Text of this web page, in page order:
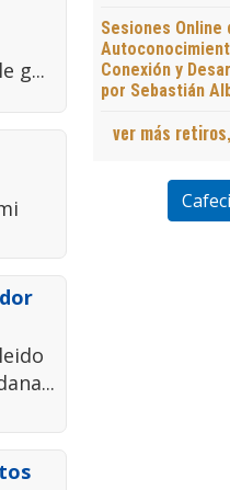
g...
Sesiones Online
Conexión y
por Sebastián
ver más